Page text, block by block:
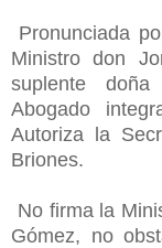
Pronunciada
Ministro don
suplente
Abogado
Autoriza la
Briones.
No firma la
Gómez, no